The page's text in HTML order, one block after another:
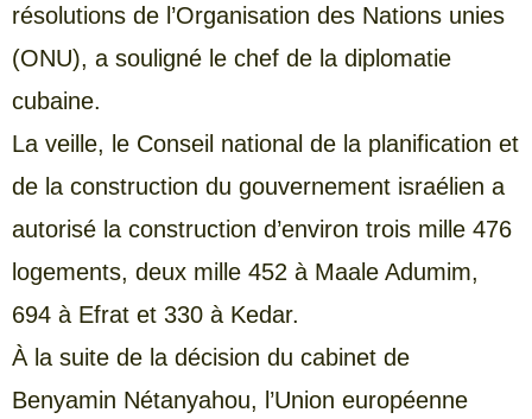
résolutions de l’Organisation des Nations unies
(ONU), a souligné le chef de la diplomatie
cubaine.
La veille, le Conseil national de la planification et
de la construction du gouvernement israélien a
autorisé la construction d’environ trois mille 476
logements, deux mille 452 à Maale Adumim,
694 à Efrat et 330 à Kedar.
À la suite de la décision du cabinet de
Benyamin Nétanyahou, l’Union européenne